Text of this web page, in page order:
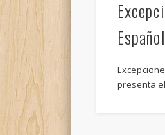
presenta